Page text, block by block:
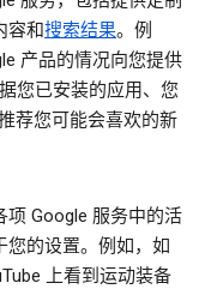
容和搜索结果。例
产品的情况向您提供
您已安装的应用、您
荐您可能会喜欢的新
Google 服务中的活
您的设置。例如，如
上看到运动装备